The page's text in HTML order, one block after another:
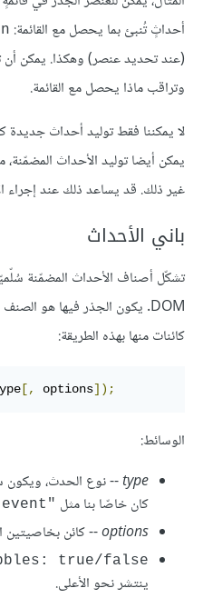
أحداثٍ تُنبئ بما يحصل مع القائمة:
(عند تحديد عنصر) وهكذا. يمكن
وتراقب ماذا يحصل مع القائمة.
لا يمكننا فقط توليد أحداث جديدة
يمكن أيضا توليد اﻷحداث المضمّنة،
غير ذلك. قد يساعد ذلك عند إجراء
باني الأحداث
تشكّل أصناف الأحداث المضمّنة
DOM. يكون الجذر فيها هو الصنف المُضمّن
كائنات منها بهذه الطريقة:
[, options]);
الوسائط:
type-- نوع الحدث، ويكون
كان خاصّا بنا مثل "my-event"
options-- كائن بخاصيتين
true/false
ينتشر نحو الأعلى.